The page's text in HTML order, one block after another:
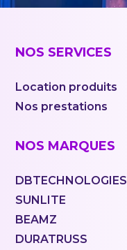
NOS SERVICES
Location produits
Nos prestations
NOS MARQUES
DBTECHNOLOGIES
SUNLITE
BEAMZ
DURATRUSS